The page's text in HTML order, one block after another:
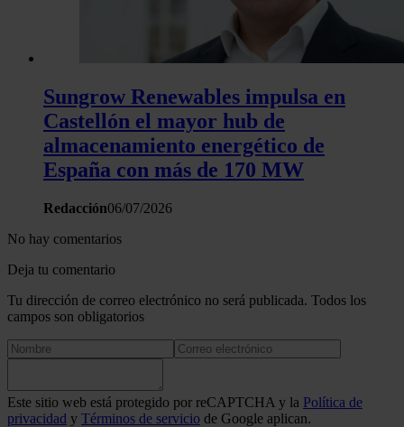
Sungrow Renewables impulsa en
Castellón el mayor hub de
almacenamiento energético de
España con más de 170 MW
Redacción06/07/2026
No hay comentarios
Deja tu comentario
Tu dirección de correo electrónico no será publicada. Todos los
campos son obligatorios
Este sitio web está protegido por reCAPTCHA y la Política de
privacidad y Términos de servicio de Google aplican.